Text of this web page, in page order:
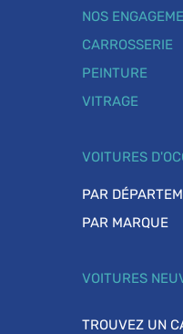
NOS
CARROSSERIE
PEINTURE
VITRAGE
VOITURES
PAR
PAR MARQUE
VOITURES
TROUVEZ UN